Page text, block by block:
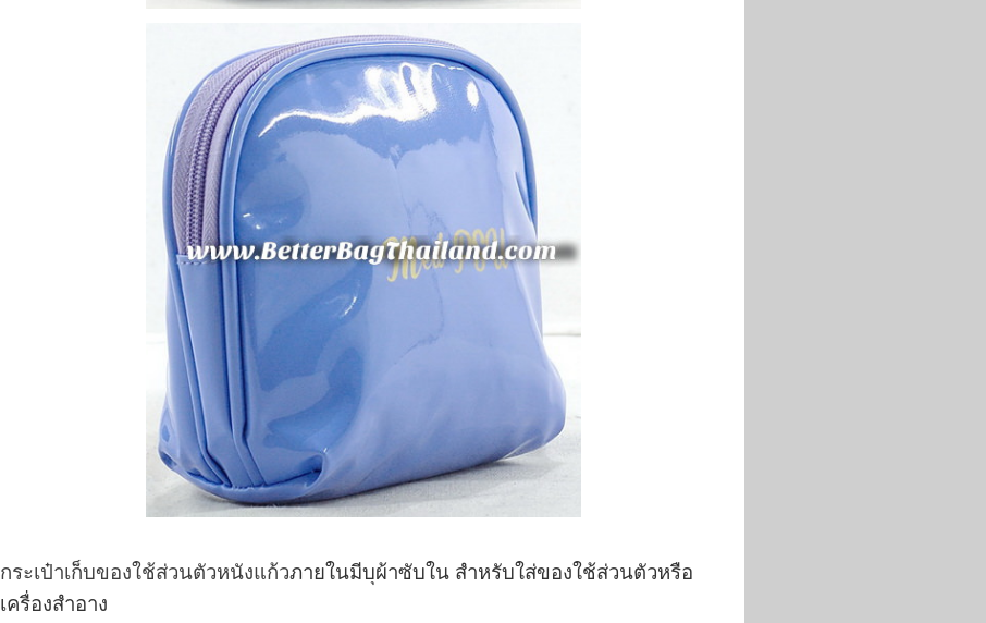
กระเป๋าเก็บของใช้ส่วนตัวหนังแก้วภายในมีบุผ้าซับใน สำหรับใส่ของใช้ส่วนตัวหรือ
เครื่องสำอาง